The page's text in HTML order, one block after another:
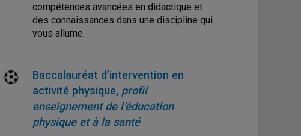
compétences avancées en didactique et
des connaissances dans une discipline qui
vous allume.
Baccalauréat d’intervention en
activité physique, profil
enseignement de l’éducation
physique et à la santé